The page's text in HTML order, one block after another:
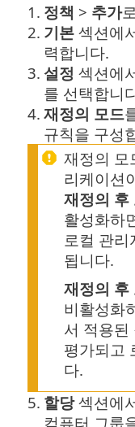
1. 정책 > 추가
2. 기본 섹션에
력합니다.
3. 설정 섹션에
를 선택합니
4. 재정의 모드
규칙을 구성
재정의 모
리케이션
재정의 후
활성화하
로컬 관
됩니다.
재정의 후
비활성화
서 적용된
평가되고
다.
5. 할당섹션에
컴퓨터 그룹